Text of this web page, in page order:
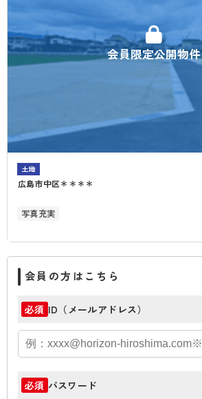
会員限定公開物件
土地
広島市中区＊＊＊＊
写真充実
会員の方はこちら
必須 ID（メールアドレス）
必須 パスワード